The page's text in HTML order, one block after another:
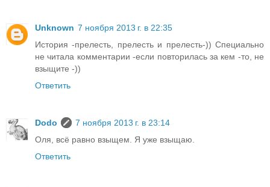
Unknown 7 ноября 2013 г. в 22:35
История -прелесть, прелесть и прелесть-)) Специально
не читала комментарии -если повторилась за кем -то, не
взыщите -))
Ответить
Dodo
7 ноября 2013 г. в 23:14
Оля, всё равно взыщем. Я уже взыщаю.
Ответить